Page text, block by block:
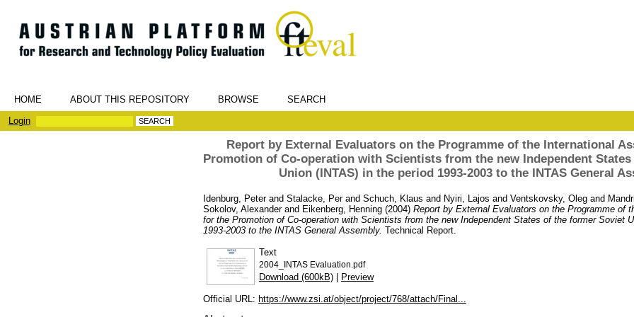
HOME ABOUT THIS REPOSITORY BROWSE
SEARCH
Login
Report by External Evaluators on the Programme of the International
Promotion of Co-operation with Scientists from the new Independent
Union (INTAS) in the period 1993-2003 to the INTAS General
Idenburg, Peterand Stalacke, Perand Schuch, Klaus and Nyiri, Lajos and Ventskovsky, Oleg and
Sokolov, Alexanderand Eikenberg, Henning (2004) Report by External Evaluators on the Programme of
for the Promotion of Co-operation with Scientists from the new Independent States of the former Soviet
1993-2003 to the INTAS General Assembly. Technical Report.
Text
2004_INTAS Evaluation.pdf
Download (600kB) | Preview
Official URL: https://www.zsi.at/object/project/768/attach/Final...